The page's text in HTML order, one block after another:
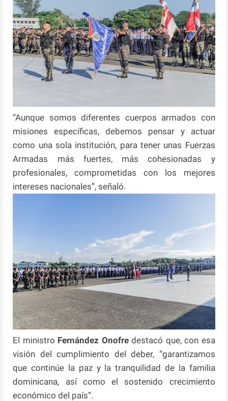
“Aunque somos diferentes cuerpos armados con
misiones específicas, debemos pensar y actuar
como una sola institución, para tener unas Fuerzas
Armadas más fuertes, más cohesionadas y
profesionales, comprometidas con los mejores
intereses nacionales”, señaló.
El ministro Fernández Onofredestacó que, con esa
visión del cumplimiento del deber, “garantizamos
que continúe la paz y la tranquilidad de la familia
dominicana, así como el sostenido crecimiento
económico del país”.